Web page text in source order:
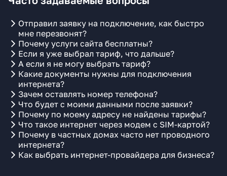
Отправил заявку на подключение, как быстро
мне перезвонят?
Почему услуги сайта бесплатны?
Если я уже выбрал тариф, что дальше?
А если я не могу выбрать тариф?
Какие документы нужны для подключения
интернета?
Зачем оставлять номер телефона?
Что будет с моими данными после заявки?
Почему по моему адресу не найдены тарифы?
Что такое интернет через модем с SIM-картой?
Почему в частных домах часто нет проводного
интернета?
Как выбрать интернет-провайдера для бизнеса?